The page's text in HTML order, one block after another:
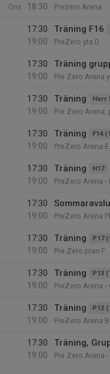
Ons
18:30
Prezero Arena
17:30
19:00
Träning F16
PreZero yta D
17:30
19:00
Träning
Pre Zero Arena
17:30
19:00
Träning Herr
Pre Zero Arena,
17:30
19:00
Träning F14
PreZero Arena E
17:30
19:00
Träning H17
PreZero Arena -
17:30
19:00
PreZero Arena
17:30
19:00
Träning P17
Pre Zero plan F
17:30
19:00
Träning P13
PreZero Arena -
17:30
19:00
Träning P12
PreZero Arena B
17:30
19:00
Träning,
Pre Zero Arena -